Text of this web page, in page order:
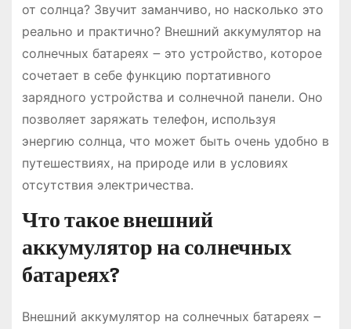
от солнца? Звучит заманчиво, но насколько это
реально и практично? Внешний аккумулятор на
солнечных батареях ౼ это устройство, которое
сочетает в себе функцию портативного
зарядного устройства и солнечной панели. Оно
позволяет заряжать телефон, используя
энергию солнца, что может быть очень удобно в
путешествиях, на природе или в условиях
отсутствия электричества.
Что такое внешний
аккумулятор на солнечных
батареях?
Внешний аккумулятор на солнечных батареях ౼